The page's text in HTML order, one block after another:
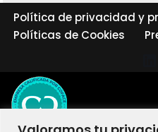
Política de privacidad y
Políticas de Cookies